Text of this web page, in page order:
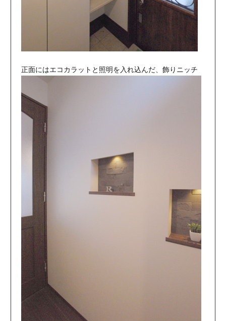
正面にはエコカラットと照明を入れ込んだ、飾りニッチ